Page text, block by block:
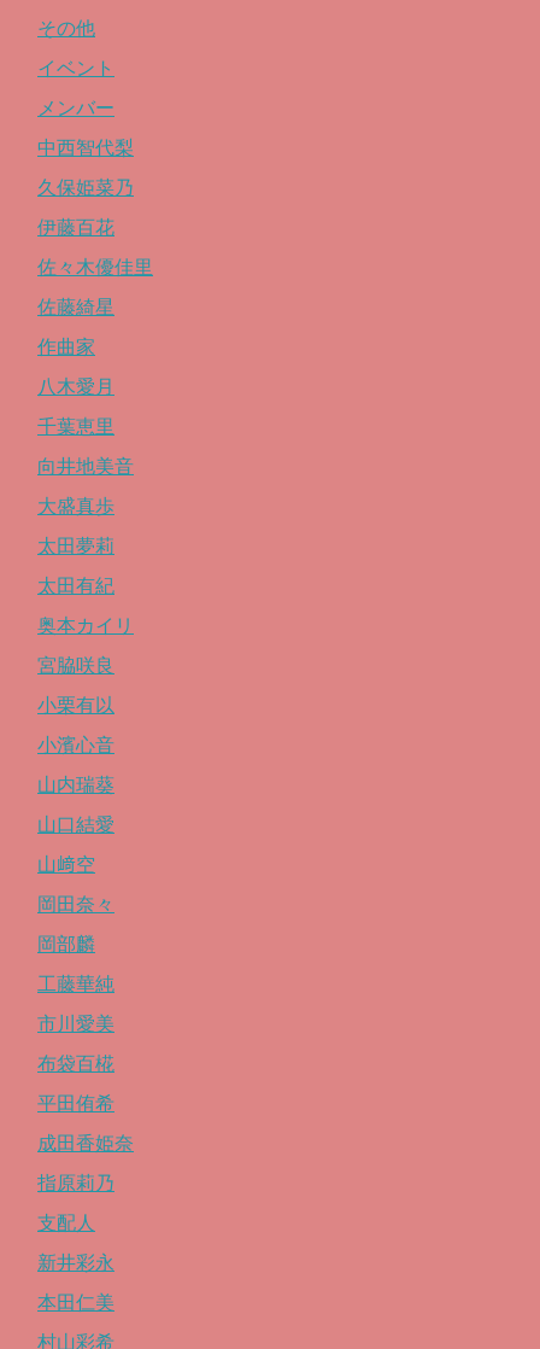
その他
イベント
メンバー
中西智代梨
久保姫菜乃
伊藤百花
佐々木優佳里
佐藤綺星
作曲家
八木愛月
千葉恵里
向井地美音
大盛真歩
太田夢莉
太田有紀
奥本カイリ
宮脇咲良
小栗有以
小濱心音
山内瑞葵
山口結愛
山﨑空
岡田奈々
岡部麟
工藤華純
市川愛美
布袋百椛
平田侑希
成田香姫奈
指原莉乃
支配人
新井彩永
本田仁美
村山彩希